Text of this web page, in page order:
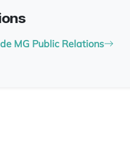
MG Public Relations